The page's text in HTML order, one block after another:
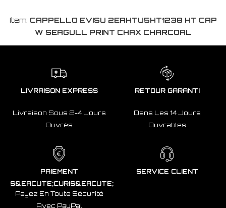
Item: CAPPELLO EVISU 2EAHTU5HT1238 HT CAP
W SEAGULL PRINT CHAX CHARCOAL
LIVRAISON EXPRESS
Livraison Sous 2-4 Jours
Ouvrés
RETOUR GARANTI
Dans Les 14 Jours
Ouvrables
PAIEMENT
S&EACUTE;CURIS&EACUTE;
Payez En Toute Sécurité
Avec PayPal
SERVICE CLIENT